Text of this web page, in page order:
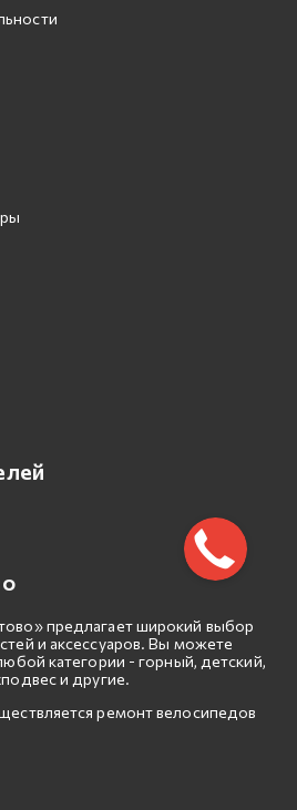
предлагает широкий выбор
и аксессуаров. Вы можете
категории - горный, детский,
и другие.
ремонт велосипедов